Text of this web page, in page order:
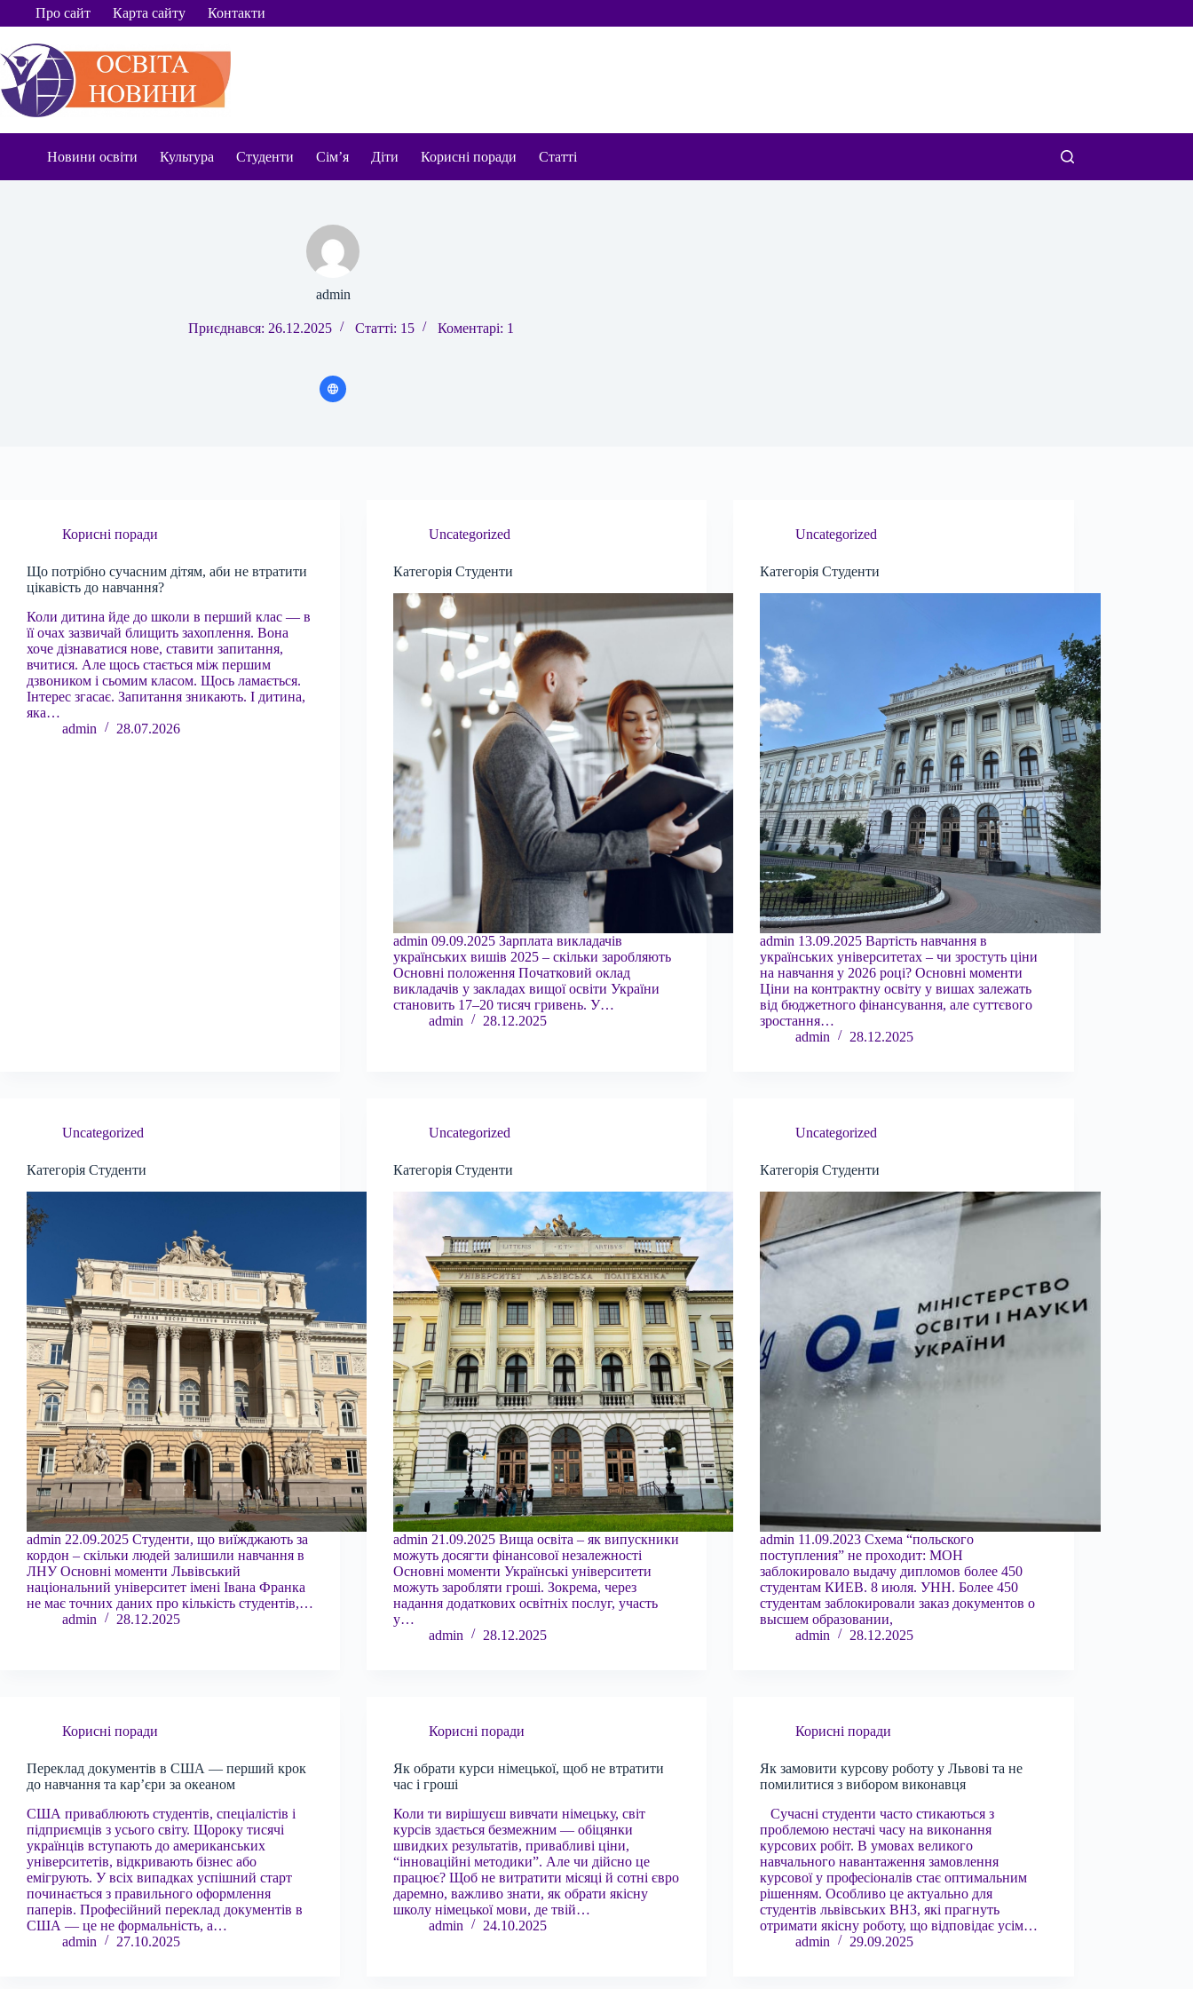
ПерейтиПро сайт Карта сайту Контакти
Новини освіти Культура Студенти Сім’я Діти Корисні поради Статті
admin
Приєднався: 26.12.2025 Статті: 15 Коментарі: 1
Корисні поради
Що потрібно сучасним дітям, аби не втратити
цікавість до навчання?
Коли дитина йде до школи в перший клас — в
її очах зазвичай блищить захоплення. Вона
хоче дізнаватися нове, ставити запитання,
вчитися. Але щось стається між першим
дзвоником і сьомим класом. Щось ламається.
Інтерес згасає. Запитання зникають. І дитина,
яка…
admin
28.07.2026
Uncategorized
Категорія Студенти
admin 09.09.2025 Зарплата викладачів
українських вишів 2025 – скільки заробляють
Основні положення Початковий оклад
викладачів у закладах вищої освіти України
становить 17–20 тисяч гривень. У…
admin
28.12.2025
Uncategorized
Категорія Студенти
admin 13.09.2025 Вартість навчання в
українських університетах – чи зростуть ціни
на навчання у 2026 році? Основні моменти
Ціни на контрактну освіту у вишах залежать
від бюджетного фінансування, але суттєвого
зростання…
admin
28.12.2025
Uncategorized
Категорія Студенти
admin 22.09.2025 Студенти, що виїжджають за
кордон – скільки людей залишили навчання в
ЛНУ Основні моменти Львівський
національний університет імені Івана Франка
не має точних даних про кількість студентів,…
admin
28.12.2025
Uncategorized
Категорія Студенти
admin 21.09.2025 Вища освіта – як випускники
можуть досягти фінансової незалежності
Основні моменти Українські університети
можуть заробляти гроші. Зокрема, через
надання додаткових освітніх послуг, участь
у…
admin
28.12.2025
Uncategorized
Категорія Студенти
admin 11.09.2023 Схема “польского
поступления” не проходит: МОН
заблокировало выдачу дипломов более 450
студентам КИЕВ. 8 июля. УНН. Более 450
студентам заблокировали заказ документов о
высшем образовании,
admin
28.12.2025
Корисні поради
Переклад документів в США — перший крок
до навчання та кар’єри за океаном
США приваблюють студентів, спеціалістів і
підприємців з усього світу. Щороку тисячі
українців вступають до американських
університетів, відкривають бізнес або
емігрують. У всіх випадках успішний старт
починається з правильного оформлення
паперів. Професійний переклад документів в
США — це не формальність, а…
admin
27.10.2025
Корисні поради
Як обрати курси німецької, щоб не втратити
час і гроші
Коли ти вирішуєш вивчати німецьку, світ
курсів здається безмежним — обіцянки
швидких результатів, привабливі ціни,
“інноваційні методики”. Але чи дійсно це
працює? Щоб не витратити місяці й сотні євро
даремно, важливо знати, як обрати якісну
школу німецької мови, де твій…
admin
24.10.2025
Корисні поради
Як замовити курсову роботу у Львові та не
помилитися з вибором виконавця
Сучасні студенти часто стикаються з
проблемою нестачі часу на виконання
курсових робіт. В умовах великого
навчального навантаження замовлення
курсової у професіоналів стає оптимальним
рішенням. Особливо це актуально для
студентів львівських ВНЗ, які прагнуть
отримати якісну роботу, що відповідає усім…
admin
29.09.2025